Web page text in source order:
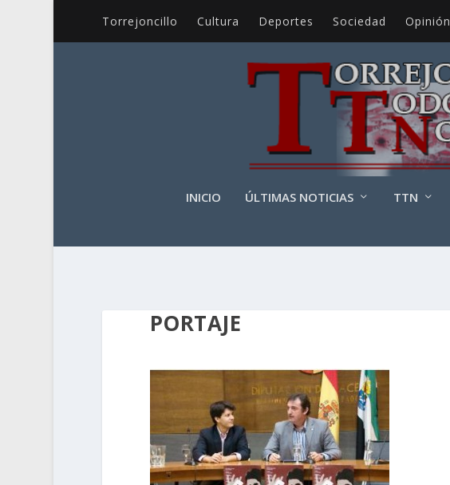
Torrejoncillo Cultura Deportes Sociedad Opinión
INICIO ÚLTIMAS NOTICIAS TTN
PORTAJE